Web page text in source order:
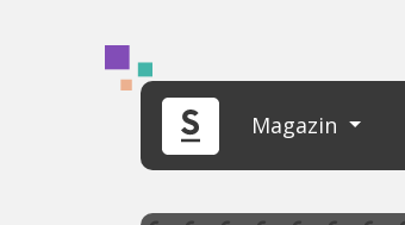
Magazin